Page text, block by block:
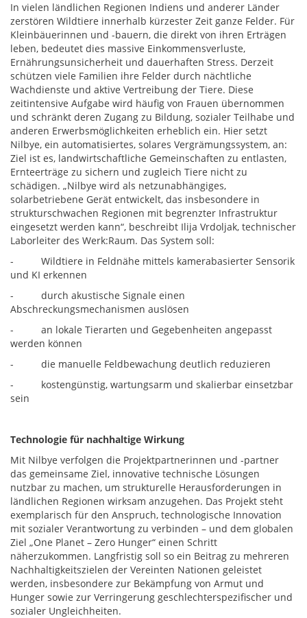
In vielen ländlichen Regionen Indiens und anderer Länder
zerstören Wildtiere innerhalb kürzester Zeit ganze Felder. Für
Kleinbäuerinnen und -bauern, die direkt von ihren Erträgen
leben, bedeutet dies massive Einkommensverluste,
Ernährungsunsicherheit und dauerhaften Stress. Derzeit
schützen viele Familien ihre Felder durch nächtliche
Wachdienste und aktive Vertreibung der Tiere. Diese
zeitintensive Aufgabe wird häufig von Frauen übernommen
und schränkt deren Zugang zu Bildung, sozialer Teilhabe und
anderen Erwerbsmöglichkeiten erheblich ein. Hier setzt
Nilbye, ein automatisiertes, solares Vergrämungssystem, an:
Ziel ist es, landwirtschaftliche Gemeinschaften zu entlasten,
Ernteerträge zu sichern und zugleich Tiere nicht zu
schädigen. „Nilbye wird als netzunabhängiges,
solarbetriebene Gerät entwickelt, das insbesondere in
strukturschwachen Regionen mit begrenzter Infrastruktur
eingesetzt werden kann“, beschreibt Ilija Vrdoljak, technischer
Laborleiter des Werk:Raum. Das System soll:
- Wildtiere in Feldnähe mittels kamerabasierter Sensorik
und KI erkennen
- durch akustische Signale einen
Abschreckungsmechanismen auslösen
- an lokale Tierarten und Gegebenheiten angepasst
werden können
- die manuelle Feldbewachung deutlich reduzieren
- kostengünstig, wartungsarm und skalierbar einsetzbar
sein
Technologie für nachhaltige Wirkung
Mit Nilbye verfolgen die Projektpartnerinnen und -partner
das gemeinsame Ziel, innovative technische Lösungen
nutzbar zu machen, um strukturelle Herausforderungen in
ländlichen Regionen wirksam anzugehen. Das Projekt steht
exemplarisch für den Anspruch, technologische Innovation
mit sozialer Verantwortung zu verbinden – und dem globalen
Ziel „One Planet – Zero Hunger“ einen Schritt
näherzukommen. Langfristig soll so ein Beitrag zu mehreren
Nachhaltigkeitszielen der Vereinten Nationen geleistet
werden, insbesondere zur Bekämpfung von Armut und
Hunger sowie zur Verringerung geschlechterspezifischer und
sozialer Ungleichheiten.